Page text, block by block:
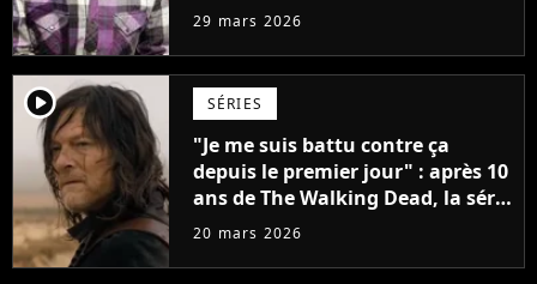
voulait pourtant pas jouer dans
29 mars 2026
player2 SÉRIES
"Je me suis battu contre ça
depuis le premier jour" : après 10
ans de The Walking Dead, la série
a cessé de prendre en compte les
20 mars 2026